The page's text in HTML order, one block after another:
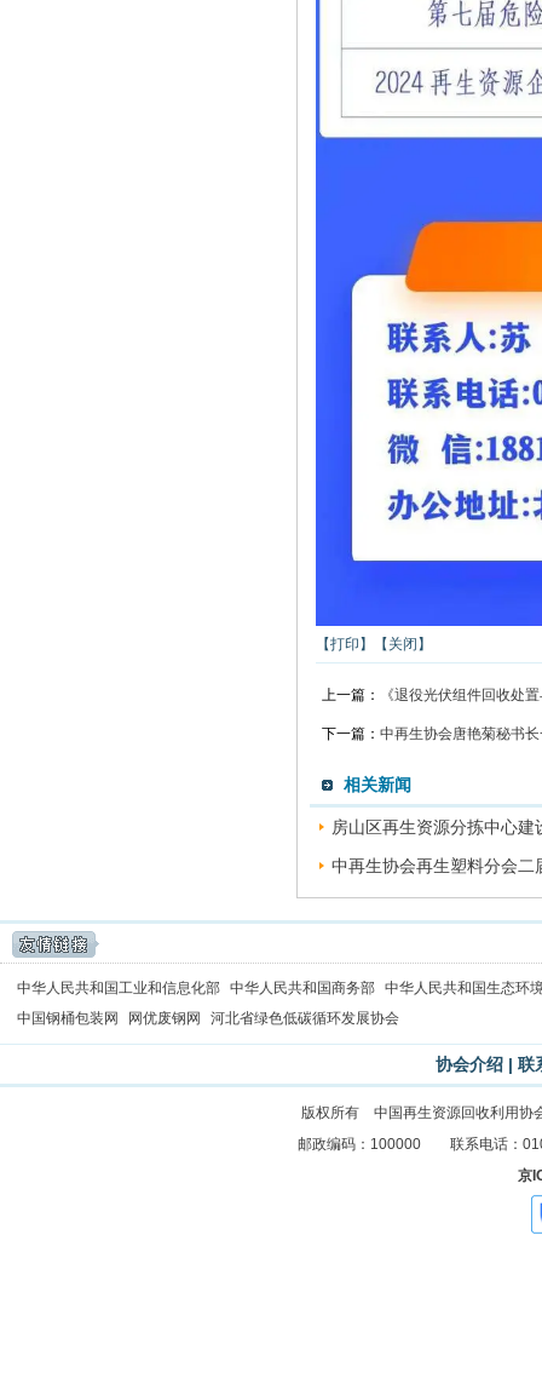
【打印】 【关闭】
上一篇： 《退役光伏组件回收处
下一篇： 中再生协会唐艳菊秘书
相关新闻
房山区再生资源分拣中心建
中再生协会再生塑料分会二
中华人民共和国工业和信息化部 中华人民共和国商务部 中华人民共和国生态环
中国钢桶包装网
网优废钢网 河北省绿色低碳循环发展协会
协会介绍 | 联
版权所有 中国再生资源回收利用
邮政编码：100000 联系电话：
京